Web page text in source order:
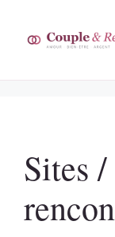
contenu
Sites